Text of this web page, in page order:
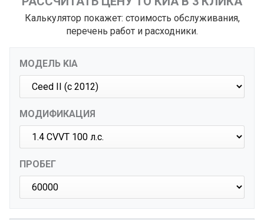
Калькулятор покажет: стоимость обслуживания,
перечень работ и расходники.
МОДЕЛЬ KIA
МОДИФИКАЦИЯ
ПРОБЕГ